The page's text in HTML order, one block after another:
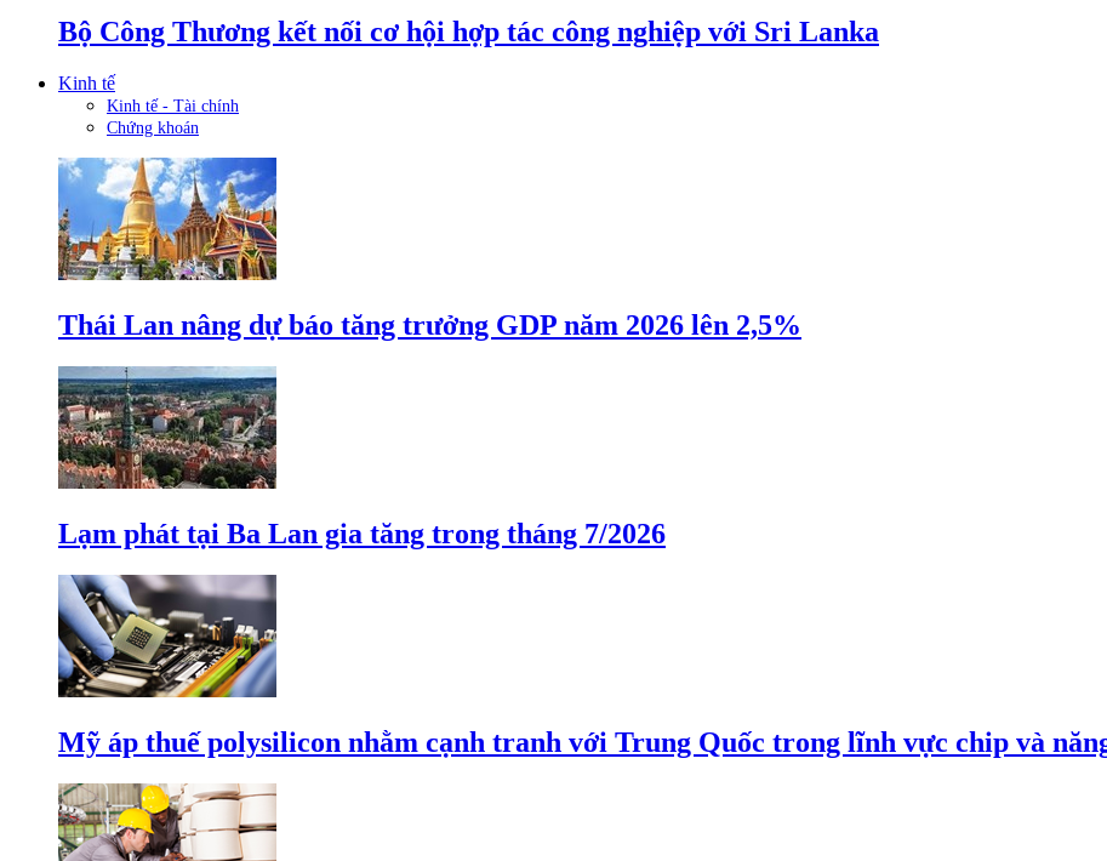
Bộ Công Thương kết nối cơ hội hợp tác công nghiệp với Sri Lanka
Kinh tế
Kinh tế - Tài chính
Chứng khoán
Thái Lan nâng dự báo tăng trưởng GDP năm 2026 lên 2,5%
Lạm phát tại Ba Lan gia tăng trong tháng 7/2026
Mỹ áp thuế polysilicon nhằm cạnh tranh với Trung Quốc trong lĩnh vực chip và